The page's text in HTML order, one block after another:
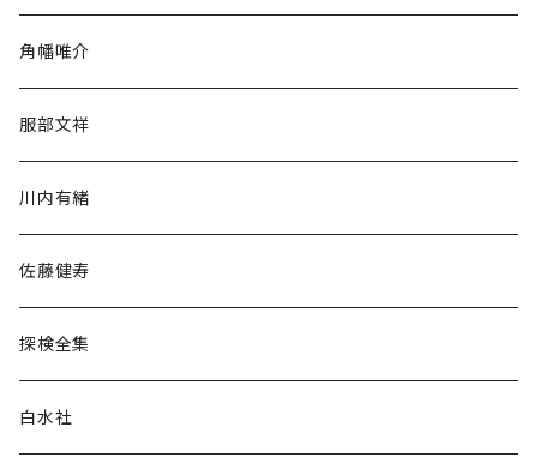
民族・風習
言語・ことば
角幡唯介
服部文祥
川内有緒
佐藤健寿
探検全集
白水社